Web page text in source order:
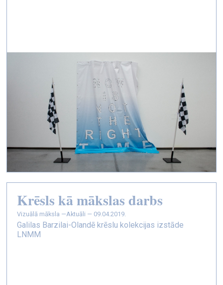
Krēsls kā mākslas darbs
vizuālā māksla —Aktuāli — 09.04.2019.
Galilas Barzilai-Olandē krēslu kolekcijas izstāde
LNMM